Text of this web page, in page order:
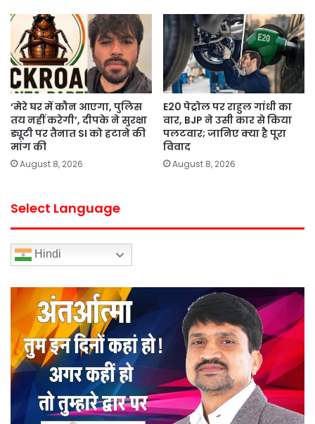
‘मेरे घर में कौन आएगा, पुलिस
तय नहीं करेगी’, दीपके ने सुरक्षा
ड्यूटी पर तैनात SI को हटाने की
मांग की
August 8, 2026
E20 पेट्रोल पर राहुल गांधी का
वार, BJP ने उसी कार से किया
पलटवार; जानिए क्या है पूरा
विवाद
August 8, 2026
Select Language
Hindi